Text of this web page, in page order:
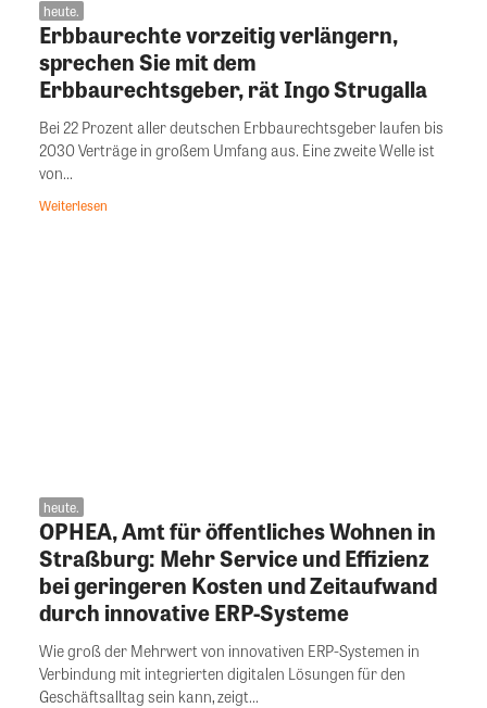
heute.
Erbbaurechte vorzeitig verlängern,
sprechen Sie mit dem
Erbbaurechtsgeber, rät Ingo Strugalla
Bei 22 Prozent aller deutschen Erbbaurechtsgeber laufen bis
2030 Verträge in großem Umfang aus. Eine zweite Welle ist
von...
Weiterlesen
heute.
OPHEA, Amt für öffentliches Wohnen in
Straßburg: Mehr Service und Effizienz
bei geringeren Kosten und Zeitaufwand
durch innovative ERP-Systeme
Wie groß der Mehrwert von innovativen ERP-Systemen in
Verbindung mit integrierten digitalen Lösungen für den
Geschäftsalltag sein kann, zeigt...